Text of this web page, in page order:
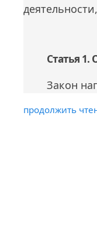
Статья 1.
Закон
продолжить